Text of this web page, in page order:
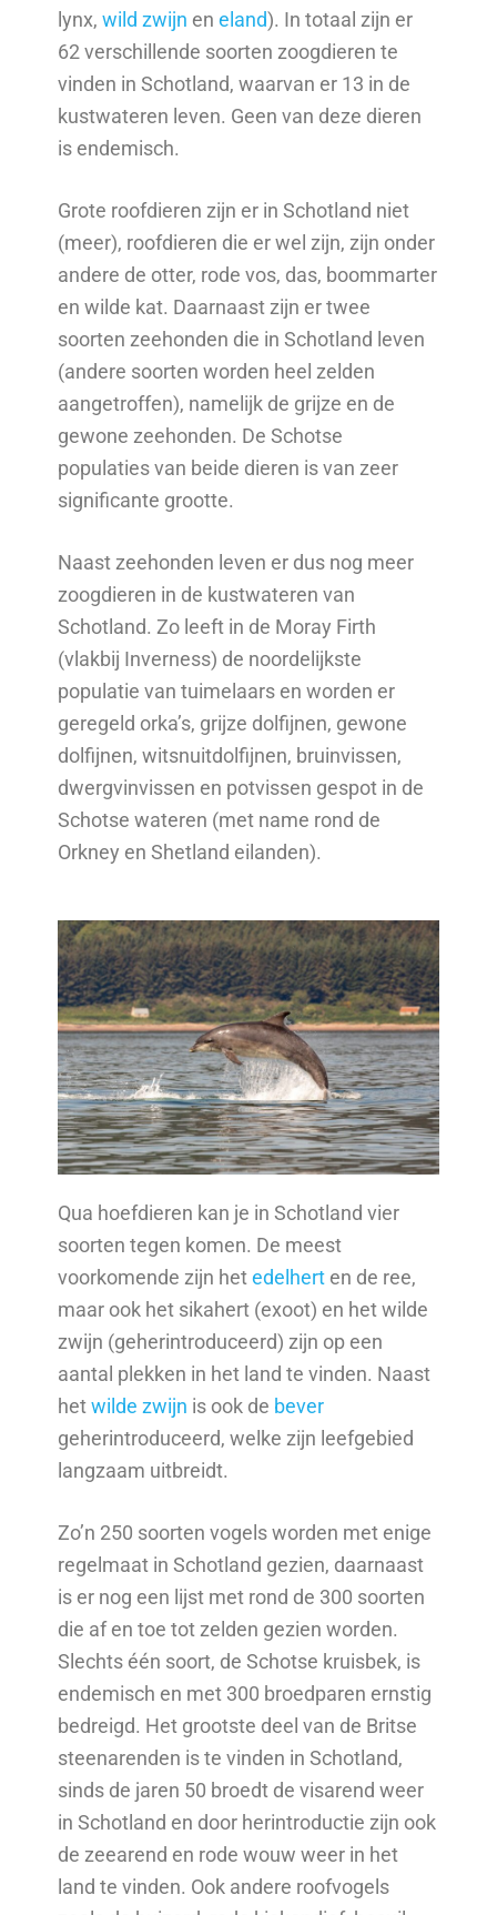
lynx,wild zwijn eneland). In totaal zijn er
62 verschillende soorten zoogdieren te
vinden in Schotland, waarvan er 13 in de
kustwateren leven. Geen van deze dieren
is endemisch.
Grote roofdieren zijn er in Schotland niet
(meer), roofdieren die er wel zijn, zijn onder
andere de otter, rode vos, das, boommarter
en wilde kat. Daarnaast zijn er twee
soorten zeehonden die in Schotland leven
(andere soorten worden heel zelden
aangetroffen), namelijk de grijze en de
gewone zeehonden. De Schotse
populaties van beide dieren is van zeer
significante grootte.
Naast zeehonden leven er dus nog meer
zoogdieren in de kustwateren van
Schotland. Zo leeft in de Moray Firth
(vlakbij Inverness) de noordelijkste
populatie van tuimelaars en worden er
geregeld orka’s, grijze dolfijnen, gewone
dolfijnen, witsnuitdolfijnen, bruinvissen,
dwergvinvissen en potvissen gespot in de
Schotse wateren (met name rond de
Orkney en Shetland eilanden).
Qua hoefdieren kan je in Schotland vier
soorten tegen komen. De meest
voorkomende zijn hetedelhert en de ree,
maar ook het sikahert (exoot) en het wilde
zwijn (geherintroduceerd) zijn op een
aantal plekken in het land te vinden. Naast
hetwilde zwijn is ook de bever
geherintroduceerd, welke zijn leefgebied
langzaam uitbreidt.
Zo’n 250 soorten vogels worden met enige
regelmaat in Schotland gezien, daarnaast
is er nog een lijst met rond de 300 soorten
die af en toe tot zelden gezien worden.
Slechts één soort, de Schotse kruisbek, is
endemisch en met 300 broedparen ernstig
bedreigd. Het grootste deel van de Britse
steenarenden is te vinden in Schotland,
sinds de jaren 50 broedt de visarend weer
in Schotland en door herintroductie zijn ook
de zeearend en rode wouw weer in het
land te vinden. Ook andere roofvogels